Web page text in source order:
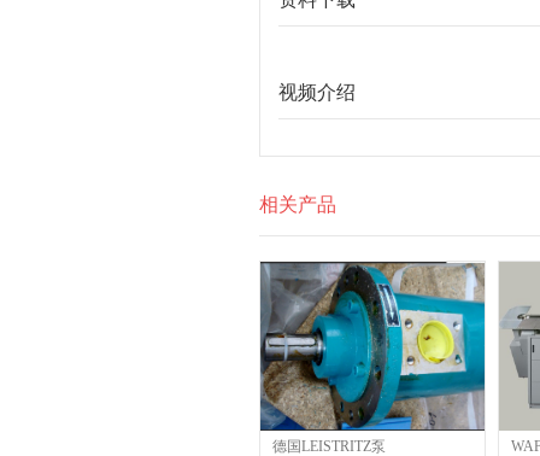
视频介绍
相关产品
德国LEISTRITZ泵